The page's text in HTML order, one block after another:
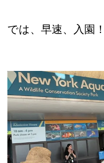
では、早速、入園！